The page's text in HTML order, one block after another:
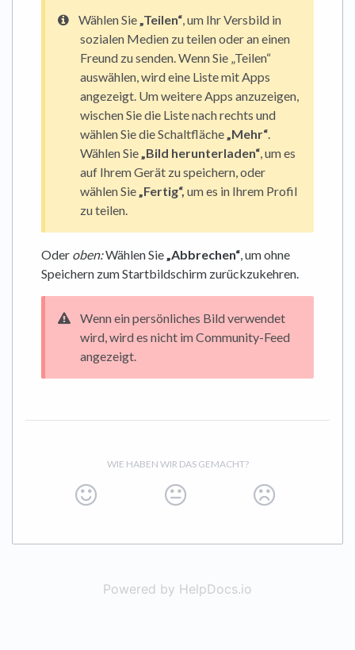
Wählen Sie„Teilen“, um Ihr Versbild in
sozialen Medien zu teilen oder an einen
Freund zu senden. Wenn Sie „Teilen“
auswählen, wird eine Liste mit Apps
angezeigt. Um weitere Apps anzuzeigen,
wischen Sie die Liste nach rechts und
wählen Sie die Schaltfläche„Mehr“.
Wählen Sie„Bild herunterladen“, um es
auf Ihrem Gerät zu speichern, oder
wählen Sie„Fertig“, um es in Ihrem Profil
zu teilen.
Oder oben:Wählen Sie„Abbrechen“, um ohne
Speichern zum Startbildschirm zurückzukehren.
Wenn ein persönliches Bild verwendet
wird, wird es nicht im Community-Feed
angezeigt.
WIE HABEN WIR DAS GEMACHT?
Powered by HelpDocs.io